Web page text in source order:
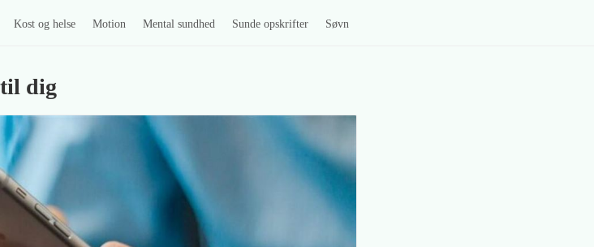
Kost og helse Motion Mental sundhed Sunde opskrifter Søvn
dig